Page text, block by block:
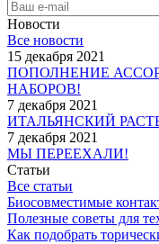
Новости
Все новости
15 декабря 2021
ПОПОЛНЕНИЕ
НАБОРОВ!
7 декабря 2021
ИТАЛЬЯНСКИЙ
7 декабря 2021
МЫ ПЕРЕЕХАЛИ!
Статьи
Все статьи
Биосовместимые
Полезные советы для
Как подобрать